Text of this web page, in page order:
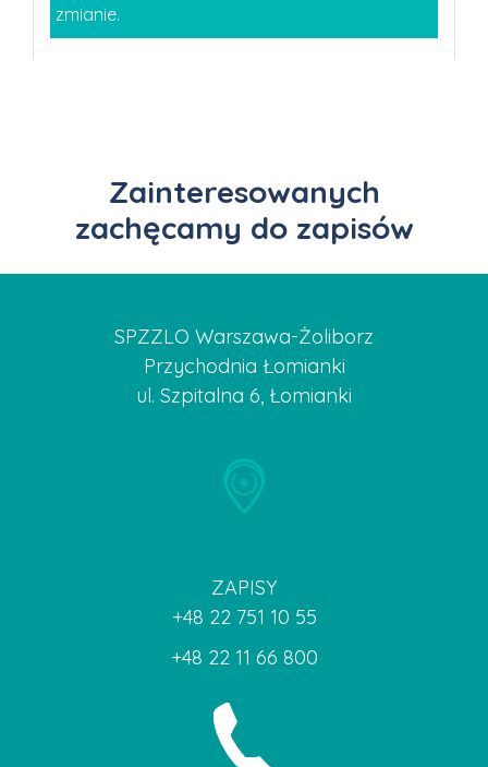
zmianie.
Zainteresowanych
zachęcamy do zapisów
SPZZLO Warszawa-Żoliborz
Przychodnia Łomianki
ul. Szpitalna 6, Łomianki
ZAPISY
+48 22 751 10 55
+48 22 11 66 800